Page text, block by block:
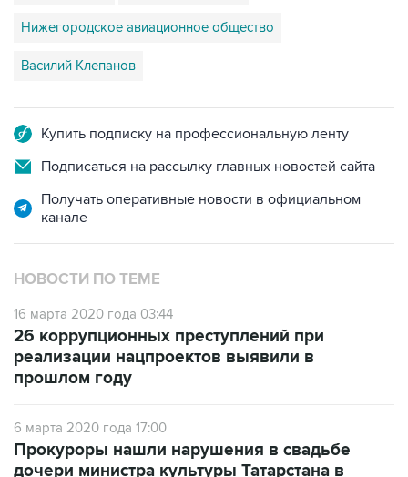
Василий Клепанов
Подписаться на рассылку главных новостей сайта
Получать оперативные новости в официальном
НОВОСТИ ПО ТЕМЕ
16 марта 2020 года 03:44
реализации нацпроектов выявили в
прошлом году
6 марта 2020 года 17:00
дочери министра культуры Татарстана в
музее